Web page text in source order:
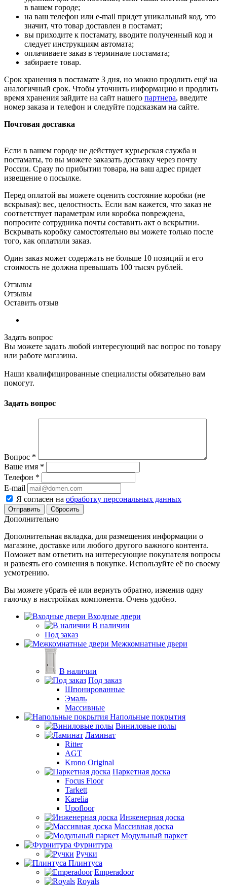
в вашем городе;
на ваш телефон или e-mail придет уникальный код, это
значит, что товар доставлен в постамат;
вы приходите к постамату, вводите полученный код и
следует инструкциям автомата;
оплачиваете заказ в терминале постамата;
забираете товар.
Срок хранения в постамате 3 дня, но можно продлить ещё на
аналогичный срок. Чтобы уточнить информацию и продлить
время хранения зайдите на сайт нашего партнера, введите
номер заказа и телефон и следуйте подсказкам на сайте.
Почтовая доставка
Если в вашем городе не действует курьерская служба и
постаматы, то вы можете заказать доставку через почту
России. Сразу по прибытии товара, на ваш адрес придет
извещение о посылке.
Перед оплатой вы можете оценить состояние коробки (не
вскрывая): вес, целостность. Если вам кажется, что заказ не
соответствует параметрам или коробка повреждена,
попросите сотрудника почты составить акт о вскрытии.
Вскрывать коробку самостоятельно вы можете только после
того, как оплатили заказ.
Один заказ может содержать не больше 10 позиций и его
стоимость не должна превышать 100 тысяч рублей.
Отзывы
Отзывы
Оставить отзыв
Задать вопрос
Вы можете задать любой интересующий вас вопрос по товару
или работе магазина.
Наши квалифицированные специалисты обязательно вам
помогут.
Задать вопрос
Вопрос *
Ваше имя *
Телефон *
E-mail
Я согласен на обработку персональных данных
Сбросить
Дополнительно
Дополнительная вкладка, для размещения информации о
магазине, доставке или любого другого важного контента.
Поможет вам ответить на интересующие покупателя вопросы
и развеять его сомнения в покупке. Используйте её по своему
усмотрению.
Вы можете убрать её или вернуть обратно, изменив одну
галочку в настройках компонента. Очень удобно.
Входные двери
В наличии
Под заказ
Межкомнатные двери
В наличии
Под заказ
Шпонированные
Эмаль
Массивные
Напольные покрытия
Виниловые полы
Ламинат
Ritter
AGT
Krono Original
Паркетная доска
Focus Floor
Tarkett
Karelia
Upofloor
Инженерная доска
Массивная доска
Модульный паркет
Фурнитура
Ручки
Плинтуса
Emperadoor
Royals